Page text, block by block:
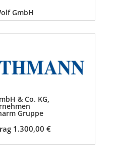
GmbH
& Co. KG,
Gruppe
1.300,00 €